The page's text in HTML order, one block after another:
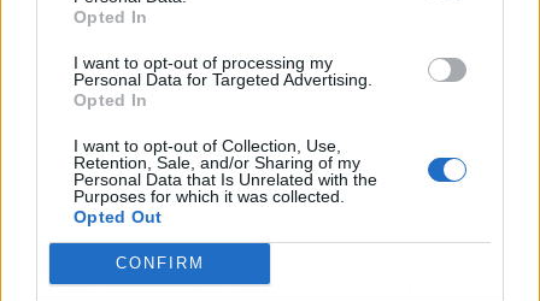
Opted In
I want to opt-out of processing my
Personal Data for Targeted Advertising.
Opted In
I want to opt-out of Collection, Use,
Retention, Sale, and/or Sharing of my
Personal Data that Is Unrelated with the
Purposes for which it was collected.
Opted Out
CONFIRM
Actos como campañas de desprestigio que
afecten a la imagen, reputación y buena fama